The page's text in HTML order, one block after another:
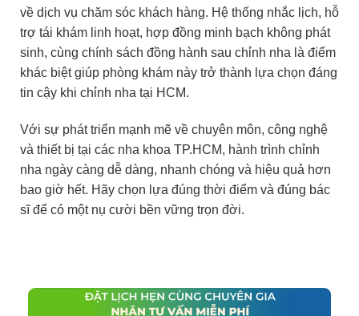
về dịch vụ chăm sóc khách hàng. Hệ thống nhắc lịch, hỗ
trợ tái khám linh hoạt, hợp đồng minh bạch không phát
sinh, cùng chính sách đồng hành sau chỉnh nha là điểm
khác biệt giúp phòng khám này trở thành lựa chọn đáng
tin cậy khi chỉnh nha tại HCM.
Với sự phát triển mạnh mẽ về chuyên môn, công nghệ
và thiết bị tại các nha khoa TP.HCM, hành trình chỉnh
nha ngày càng dễ dàng, nhanh chóng và hiệu quả hơn
bao giờ hết. Hãy chọn lựa đúng thời điểm và đúng bác
sĩ để có một nụ cười bền vững trọn đời.